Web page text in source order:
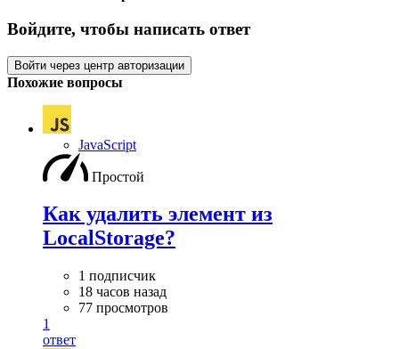
Войдите, чтобы написать ответ
Войти через центр авторизации
Похожие вопросы
JavaScript
Простой
Как удалить элемент из
LocalStorage?
1 подписчик
18 часов назад
77 просмотров
1
ответ